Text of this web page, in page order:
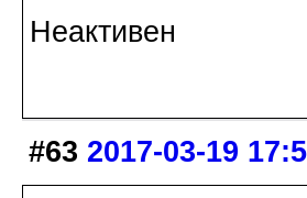
Неактивен
#63 2017-03-19